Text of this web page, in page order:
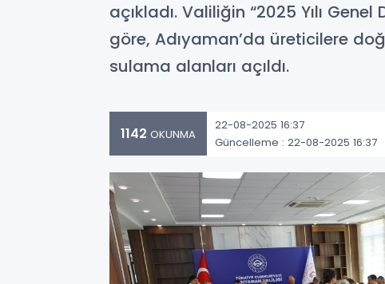
açıkladı. Valiliğin “2025 Yılı
göre, Adıyaman’da üreticilere
sulama alanları açıldı.
1142 OKUNMA
22-08-2025 16:37
Güncelleme : 22-08-2025 16:37